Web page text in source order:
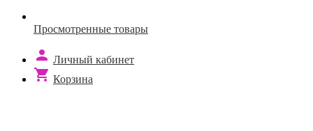
Просмотренные товары
Личный кабинет
Корзина